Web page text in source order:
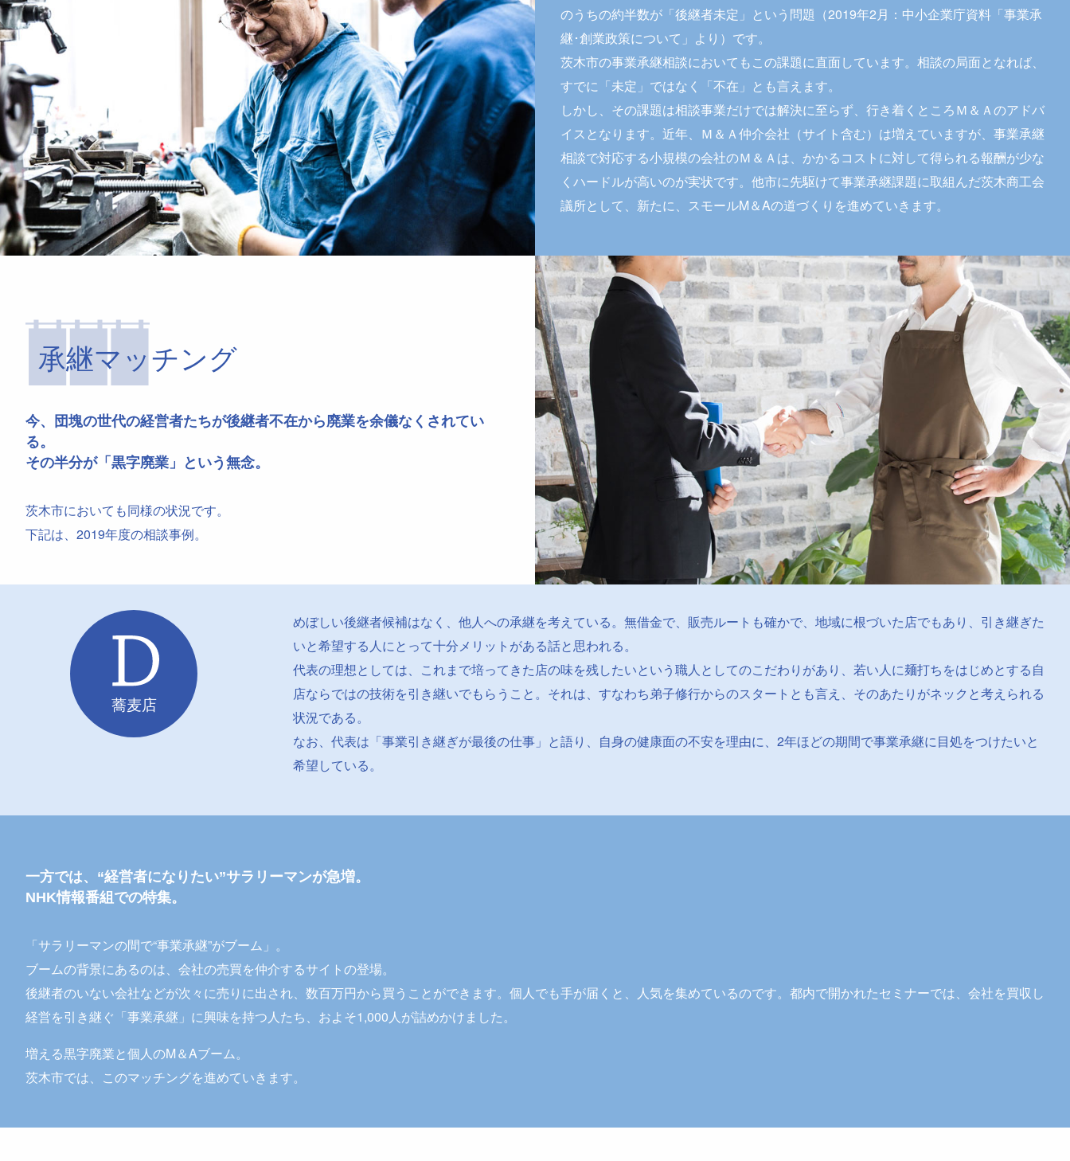
のうちの約半数が「後継者未定」という問題（2019年2月：中小企業庁資料「事業承
継･創業政策について」より）です。
茨木市の事業承継相談においてもこの課題に直面しています。相談の局面となれば、
すでに「未定」ではなく「不在」とも言えます。
しかし、その課題は相談事業だけでは解決に至らず、行き着くところＭ＆Ａのアドバ
イスとなります。近年、Ｍ＆Ａ仲介会社（サイト含む）は増えていますが、事業承継
相談で対応する小規模の会社のＭ＆Ａは、かかるコストに対して得られる報酬が少な
くハードルが高いのが実状です。他市に先駆けて事業承継課題に取組んだ茨木商工会
議所として、新たに、スモールM＆Aの道づくりを進めていきます。
承継マッチング
今、団塊の世代の経営者たちが後継者不在から廃業を余儀なくされてい
る。
その半分が「黒字廃業」という無念。
茨木市においても同様の状況です。
下記は、2019年度の相談事例。
蕎麦店
めぼしい後継者候補はなく、他人への承継を考えている。無借金で、販売ルートも確かで、地域に根づいた店でもあり、引き継ぎた
いと希望する人にとって十分メリットがある話と思われる。
代表の理想としては、これまで培ってきた店の味を残したいという職人としてのこだわりがあり、若い人に麺打ちをはじめとする自
店ならではの技術を引き継いでもらうこと。それは、すなわち弟子修行からのスタートとも言え、そのあたりがネックと考えられる
状況である。
なお、代表は「事業引き継ぎが最後の仕事」と語り、自身の健康面の不安を理由に、2年ほどの期間で事業承継に目処をつけたいと
希望している。
一方では、“経営者になりたい”サラリーマンが急増。
NHK情報番組での特集。
「サラリーマンの間で“事業承継”がブーム」。
ブームの背景にあるのは、会社の売買を仲介するサイトの登場。
後継者のいない会社などが次々に売りに出され、数百万円から買うことができます。個人でも手が届くと、人気を集めているのです。都内で開かれたセミナーでは、会社を買収し
経営を引き継ぐ「事業承継」に興味を持つ人たち、およそ1,000人が詰めかけました。
増える黒字廃業と個人のM＆Aブーム。
茨木市では、このマッチングを進めていきます。